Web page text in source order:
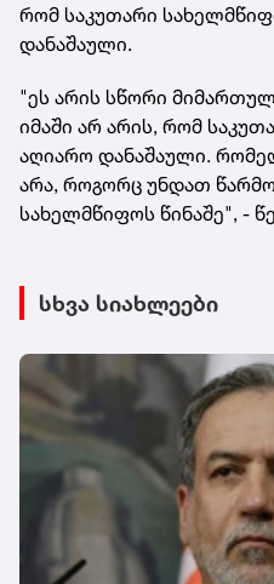
რომ საკუთარი
დანაშაული.
"ეს არის სწორი
იმაში არ არის, რომ
აღიარო დანაშაული.
არა, როგორც უნდათ
სახელმწიფოს წინაშე", -
სხვა სიახლეები